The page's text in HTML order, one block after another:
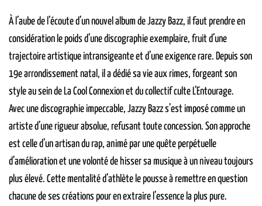
À l’aube de l’écoute d’un nouvel album de Jazzy Bazz, il faut prendre en
considération le poids d’une discographie exemplaire, fruit d’une
trajectoire artistique intransigeante et d’une exigence rare. Depuis son
19e arrondissement natal, il a dédié sa vie aux rimes, forgeant son
style au sein de La Cool Connexion et du collectif culte L’Entourage.
Avec une discographie impeccable, Jazzy Bazz s’est imposé comme un
artiste d’une rigueur absolue, refusant toute concession. Son approche
est celle d’un artisan du rap, animé par une quête perpétuelle
d’amélioration et une volonté de hisser sa musique à un niveau toujours
plus élevé. Cette mentalité d’athlète le pousse à remettre en question
chacune de ses créations pour en extraire l’essence la plus pure.